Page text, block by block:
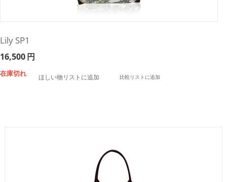
Lily SP1
16,500円
在庫切れ ほしい物リストに追加 比較リストに追加